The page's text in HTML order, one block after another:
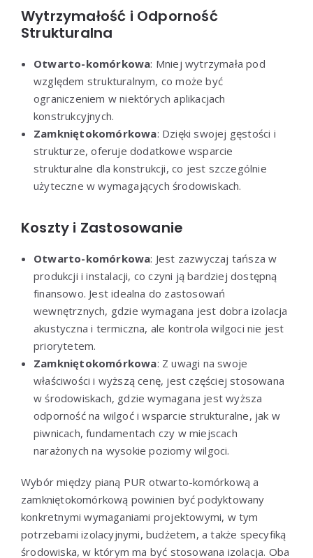
Wytrzymałość i Odporność
Strukturalna
Otwarto-komórkowa: Mniej wytrzymała pod
względem strukturalnym, co może być
ograniczeniem w niektórych aplikacjach
konstrukcyjnych.
Zamkniętokomórkowa: Dzięki swojej gęstości i
strukturze, oferuje dodatkowe wsparcie
strukturalne dla konstrukcji, co jest szczególnie
użyteczne w wymagających środowiskach.
Koszty i Zastosowanie
Otwarto-komórkowa: Jest zazwyczaj tańsza w
produkcji i instalacji, co czyni ją bardziej dostępną
finansowo. Jest idealna do zastosowań
wewnętrznych, gdzie wymagana jest dobra izolacja
akustyczna i termiczna, ale kontrola wilgoci nie jest
priorytetem.
Zamkniętokomórkowa: Z uwagi na swoje
właściwości i wyższą cenę, jest częściej stosowana
w środowiskach, gdzie wymagana jest wyższa
odporność na wilgoć i wsparcie strukturalne, jak w
piwnicach, fundamentach czy w miejscach
narażonych na wysokie poziomy wilgoci.
Wybór między pianą PUR otwarto-komórkową a
zamkniętokomórkową powinien być podyktowany
konkretnymi wymaganiami projektowymi, w tym
potrzebami izolacyjnymi, budżetem, a także specyfiką
środowiska, w którym ma być stosowana izolacja. Oba